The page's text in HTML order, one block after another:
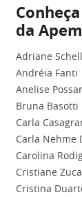
da
Adriane
Andréia Fanti
Anelise
Bruna Basotti
Carla
Carla Nehme
Carolina
Cristiane
Cristina